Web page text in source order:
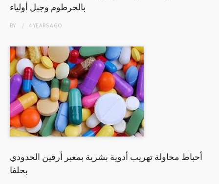
بالخرطوم وجبل أولياء
BY 4 YEARSAGO
أحباط محاولة تهريب أدوية بشرية بمعبر أرقين الحدودي
بحلفا